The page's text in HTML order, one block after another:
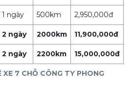
XE 7 CHỖ CÔNG TY PHONG
1 ngày 500km 2,950,000đ
2 ngày 2000km 11,900,000đ
2 ngày 2200km 15,000,000đ